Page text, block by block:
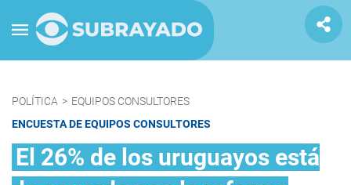
POLÍTICA > EQUIPOS CONSULTORES
ENCUESTA DE EQUIPOS CONSULTORES
El 26% de los uruguayos está